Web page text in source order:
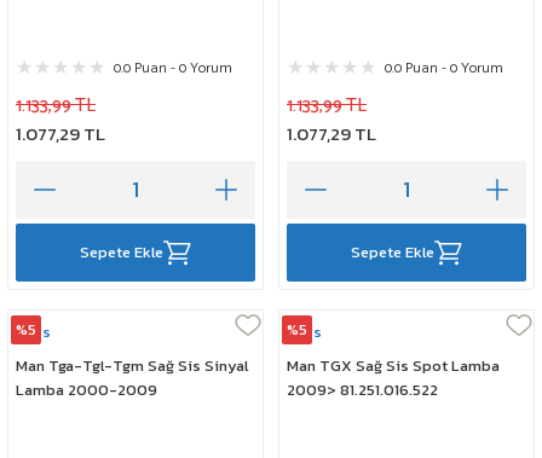
0.0 Puan - 0 Yorum
1.133,99 TL
1.077,29 TL
Sepete Ekle
0.0 Puan - 0 Yorum
1.133,99 TL
1.077,29 TL
Sepete Ekle
%5
Mars
Man Tga-Tgl-Tgm Sağ Sis Sinyal
Lamba 2000-2009
%5
Mars
Man TGX Sağ Sis Spot Lamba
2009> 81.251.016.522